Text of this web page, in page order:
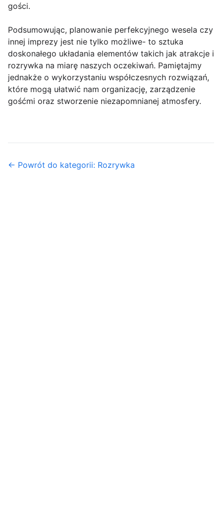
gości.
Podsumowując, planowanie perfekcyjnego wesela czy
innej imprezy jest nie tylko możliwe- to sztuka
doskonałego układania elementów takich jak atrakcje i
rozrywka na miarę naszych oczekiwań. Pamiętajmy
jednakże o wykorzystaniu współczesnych rozwiązań,
które mogą ułatwić nam organizację, zarządzenie
gośćmi oraz stworzenie niezapomnianej atmosfery.
← Powrót do kategorii: Rozrywka